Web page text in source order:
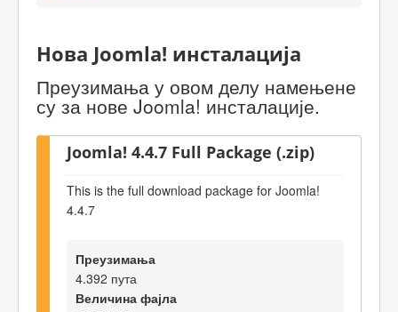
Нова Joomla! инсталација
Преузимања у овом делу намењене
су за нове Joomla! инсталације.
Joomla! 4.4.7 Full Package (.zip)
This is the full download package for Joomla!
4.4.7
Преузимања
4.392 пута
Величина фајла